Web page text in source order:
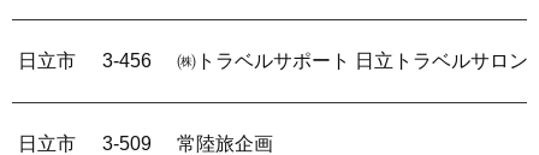
日立市 3-456 ㈱トラベルサポート 日立トラベルサロン
日立市 3-509 常陸旅企画